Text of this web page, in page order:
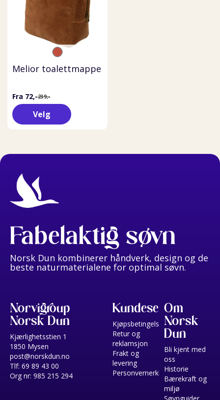
Melior toalettmappe
Fra 72,-239,-
Velg
Fabelaktig søvn
Norsk Dun kombinerer håndverk, design og de
beste naturmaterialene for optimal søvn.
Norvigroup
Norsk Dun
Kjærlighetsstien 1
1850 Mysen
post@norskdun.no
Tlf: 69 89 43 00
Org nr: 985 215 294
Kundeservice
Kjøpsbetingelser
Retur og
reklamsjon
Frakt og
levering
Personvernerklæring
Om
Norsk
Dun
Bli kjent med
oss
Historie
Bærekraft og
miljø